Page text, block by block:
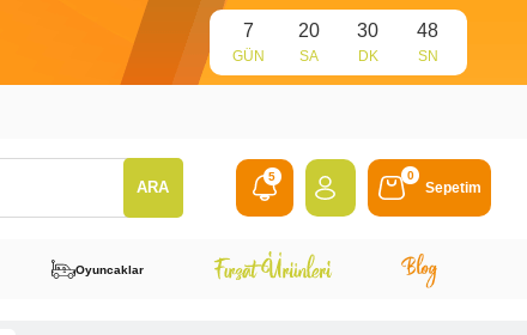
7
GÜN
20
SA
30
DK
47
SN
5
Sepetim
0
Oyuncaklar